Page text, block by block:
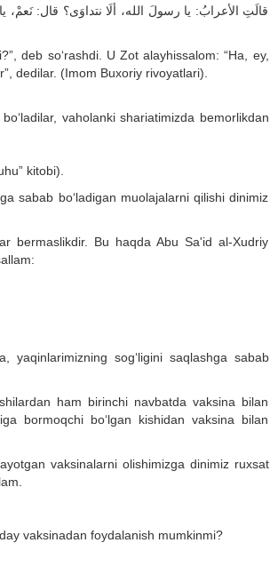
قالَتِ الأعرابُ: يا رسولَ الله، ألَا نتداوَى؟ قال: نَعمْ،
deb so‘rashdi. U Zot alayhissalom: “Ha, ey,
dedilar. (Imom Buxoriy rivoyatlari).
vaholanki shariatimizda bemorlikdan
kitobi).
sabab bo‘ladigan muolajalarni qilishi dinimiz
bermaslikdir. Bu haqda Abu Sa'id al-Xudriy
yaqinlarimizning sog‘ligini saqlashga sabab
ham birinchi navbatda vaksina bilan
bormoqchi bo‘lgan kishidan vaksina bilan
vaksinalarni olishimizga dinimiz ruxsat
vaksinadan foydalanish mumkinmi?